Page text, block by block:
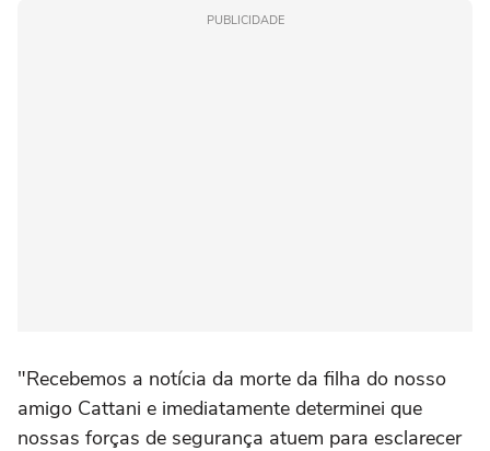
PUBLICIDADE
"Recebemos a notícia da morte da filha do nosso
amigo Cattani e imediatamente determinei que
nossas forças de segurança atuem para esclarecer